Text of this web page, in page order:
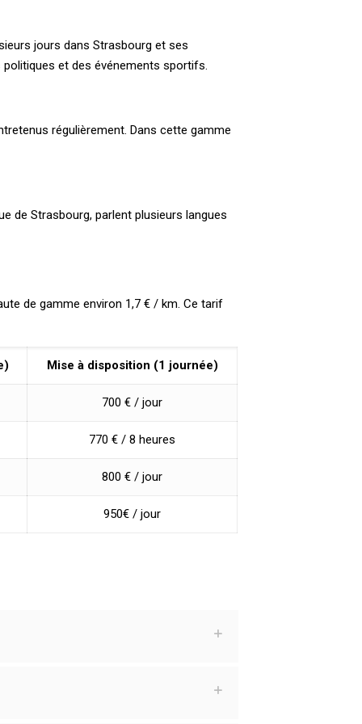
jours dans Strasbourg et ses
politiques et des événements sportifs.
régulièrement. Dans cette gamme
de Strasbourg, parlent plusieurs langues
de gamme environ 1,7 € / km. Ce tarif
Mise à disposition (1 journée)
700 € / jour
770 € / 8 heures
800 € / jour
950€ / jour